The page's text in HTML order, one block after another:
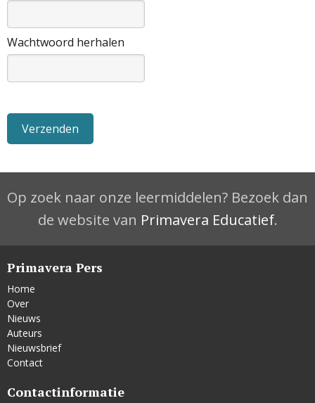
Wachtwoord herhalen
Op zoek naar onze leermiddelen? Bezoek dan
de website van Primavera Educatief.
Primavera Pers
Home
Over
Nieuws
Auteurs
Nieuwsbrief
Contact
Contactinformatie